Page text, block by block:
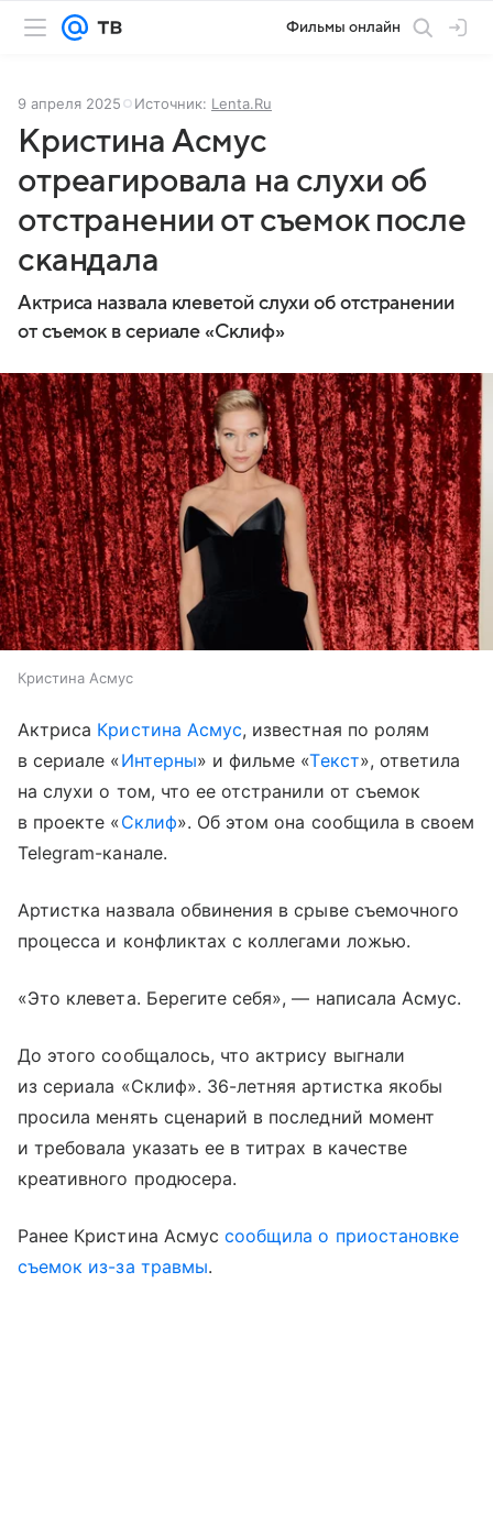
Фильмы онлайн
9 апреля 2025 Источник: Lenta.Ru
Кристина Асмус
отреагировала на слухи об
отстранении от съемок после
скандала
Актриса назвала клеветой слухи об отстранении
от съемок в сериале «Склиф»
Кристина Асмус
Актриса Кристина Асмус, известная по ролям
в сериале «Интерны» и фильме «Текст», ответила
на слухи о том, что ее отстранили от съемок
в проекте «Склиф». Об этом она сообщила в своем
Telegram-канале.
Артистка назвала обвинения в срыве съемочного
процесса и конфликтах с коллегами ложью.
«Это клевета. Берегите себя», — написала Асмус.
До этого сообщалось, что актрису выгнали
из сериала «Склиф». 36-летняя артистка якобы
просила менять сценарий в последний момент
и требовала указать ее в титрах в качестве
креативного продюсера.
Ранее Кристина Асмуссообщила о приостановке
съемок из-за травмы.